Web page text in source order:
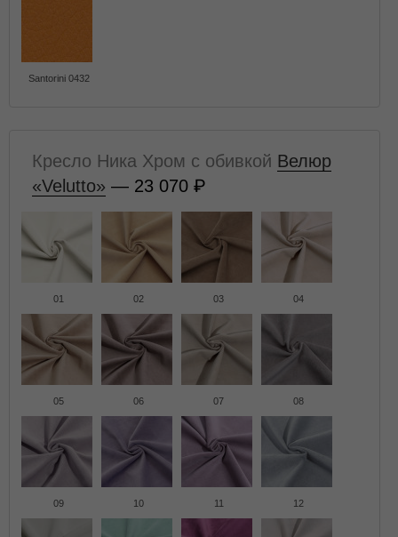
Santorini 0432
Кресло Ника Хром с обивкой Велюр
«Velutto» — 23 070
01 02 03 04
05 06 07 08
09 10 11 12